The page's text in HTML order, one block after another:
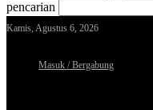
pencarian
Kamis, Agustus 6, 2026
Masuk / Bergabung